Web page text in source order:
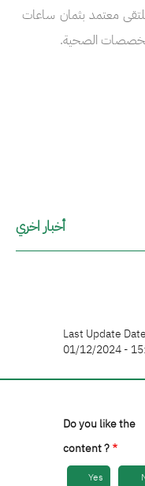
معتمد بثمان ساعات
الصحية.
أخبار اخري
Last Update
01/12/2024 -
Do you like the
content ?
Yes